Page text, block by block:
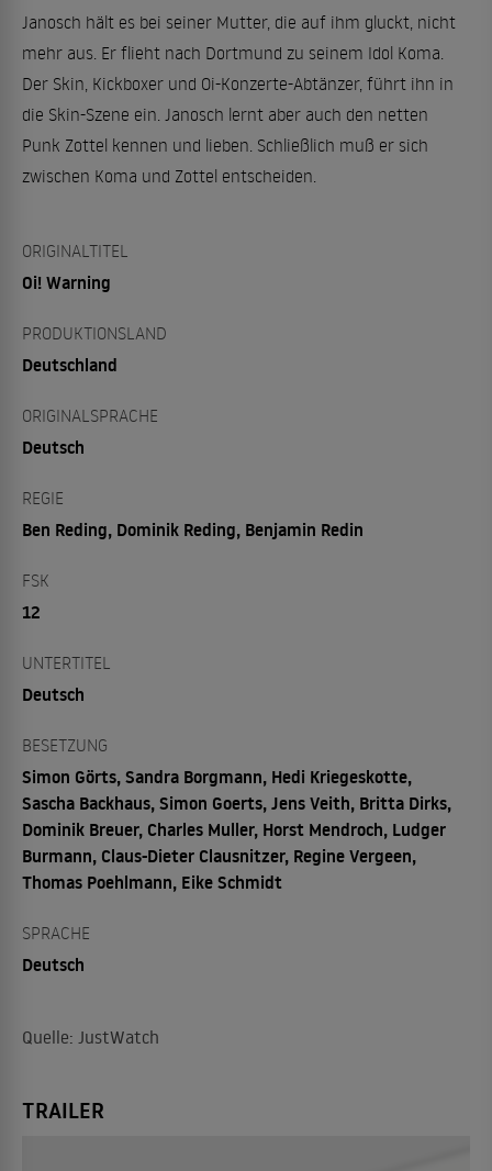
Janosch hält es bei seiner Mutter, die auf ihm gluckt, nicht
mehr aus. Er flieht nach Dortmund zu seinem Idol Koma.
Der Skin, Kickboxer und Oi-Konzerte-Abtänzer, führt ihn in
die Skin-Szene ein. Janosch lernt aber auch den netten
Punk Zottel kennen und lieben. Schließlich muß er sich
zwischen Koma und Zottel entscheiden.
ORIGINALTITEL
Oi! Warning
PRODUKTIONSLAND
Deutschland
ORIGINALSPRACHE
Deutsch
REGIE
Ben Reding, Dominik Reding, Benjamin Redin
FSK
12
UNTERTITEL
Deutsch
BESETZUNG
Simon Görts, Sandra Borgmann, Hedi Kriegeskotte,
Sascha Backhaus, Simon Goerts, Jens Veith, Britta Dirks,
Dominik Breuer, Charles Muller, Horst Mendroch, Ludger
Burmann, Claus-Dieter Clausnitzer, Regine Vergeen,
Thomas Poehlmann, Eike Schmidt
SPRACHE
Deutsch
Quelle: JustWatch
TRAILER